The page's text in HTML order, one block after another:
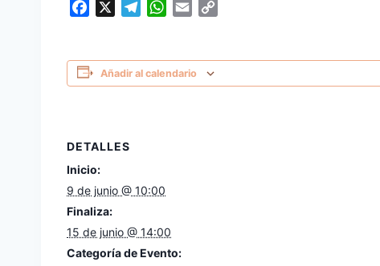
Facebook TelegramWhatsApp
Email
Añadir al calendario
DETALLES
Inicio:
9 de junio @ 10:00
Finaliza:
15 de junio @ 14:00
Categoría de Evento: